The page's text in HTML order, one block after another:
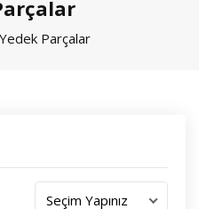
Yedek Parçalar